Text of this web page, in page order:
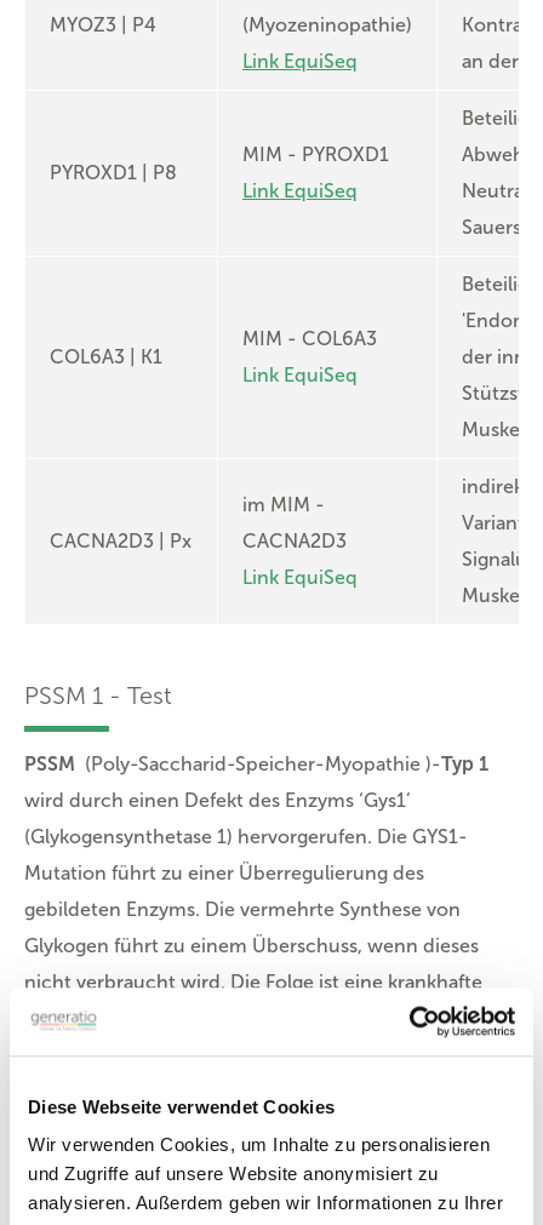
Diese Webseite verwendet Cookies
Wir verwenden Cookies, um Inhalte zu personalisieren
und Zugriffe auf unsere Website anonymisiert zu
analysieren. Außerdem geben wir Informationen zu Ihrer
MYOZ3 | P4
(Myozeninopathie)
Link EquiSeq
an der
PYROXD1 | P8
MIM - PYROXD1
Link EquiSeq
Beteiligt
Abwehr
COL6A3 | K1
MIM - COL6A3
Link EquiSeq
Beteiligt
der
CACNA2D3 | Px
im MIM -
CACNA2D3
Link EquiSeq
PSSM 1 - Test
PSSM (Poly-Saccharid-Speicher-Myopathie )-Typ 1
wird durch einen Defekt des Enzyms ‘Gys1’
(Glykogensynthetase 1) hervorgerufen. Die GYS1-
Mutation führt zu einer Überregulierung des
gebildeten Enzyms. Die vermehrte Synthese von
Glykogen führt zu einem Überschuss, wenn dieses
nicht verbraucht wird. Die Folge ist eine krankhafte
Einlagerung in der Muskulatur, die dann zu den
Symptomen führt.
(laut Biopsieergebnis), keine GYS1-Mutation vorliegt.
Die jetzt unter dem Begriff MIM-6-Variant-Test (siehe